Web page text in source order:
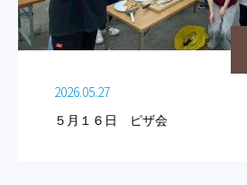
2026.05.27
５月１６日 ピザ会